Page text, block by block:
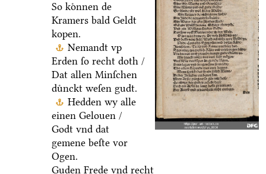
So koͤnnen de
Kramers bald Geldt
kopen.
Nemandt vp
Erden ſo recht doth /
Dat allen Minſchen
duͤnckt weſen gudt.
Hedden wy alle
einen Gelouen /
Godt vnd dat
gemene beſte vor
Ogen.
Guden Frede vnd recht